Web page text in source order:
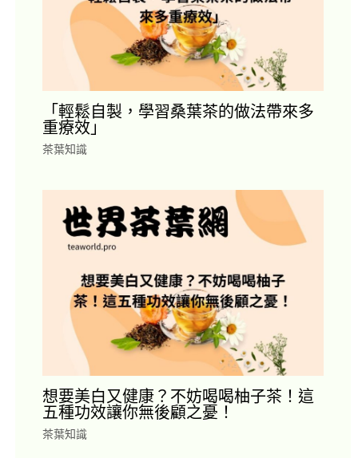
「輕鬆自製，學習桑葉茶的做法帶來多
重療效」
茶葉知識
想要美白又健康？不妨喝喝柚子茶！這
五種功效讓你無後顧之憂！
茶葉知識